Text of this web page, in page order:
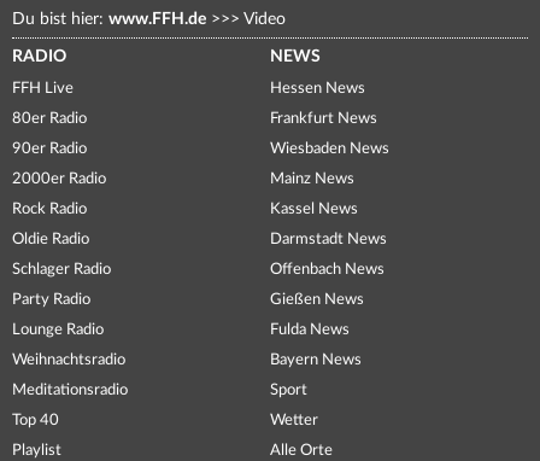
Du bist hier: www.FFH.de >>> Video
RADIO
FFH Live
80er Radio
90er Radio
2000er Radio
Rock Radio
Oldie Radio
Schlager Radio
Party Radio
Lounge Radio
Weihnachtsradio
Meditationsradio
Top 40
Playlist
NEWS
Hessen News
Frankfurt News
Wiesbaden News
Mainz News
Kassel News
Darmstadt News
Offenbach News
Gießen News
Fulda News
Bayern News
Sport
Wetter
Alle Orte